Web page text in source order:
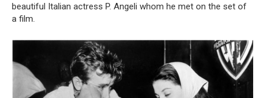
beautiful Italian actress P. Angeli whom he met on the set of
a film.